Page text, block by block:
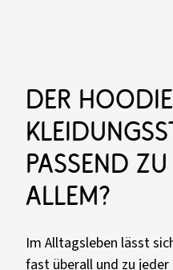
Der
passend
allem?
Im Alltagsleben lässt
fast überall und zu